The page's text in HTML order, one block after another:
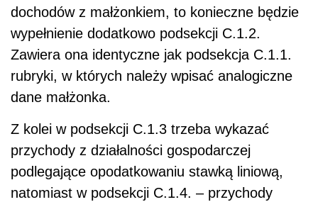
dochodów z małżonkiem, to konieczne będzie
wypełnienie dodatkowo podsekcji C.1.2.
Zawiera ona identyczne jak podsekcja C.1.1.
rubryki, w których należy wpisać analogiczne
dane małżonka.
Z kolei w podsekcji C.1.3 trzeba wykazać
przychody z działalności gospodarczej
podlegające opodatkowaniu stawką liniową,
natomiast w podsekcji C.1.4. – przychody